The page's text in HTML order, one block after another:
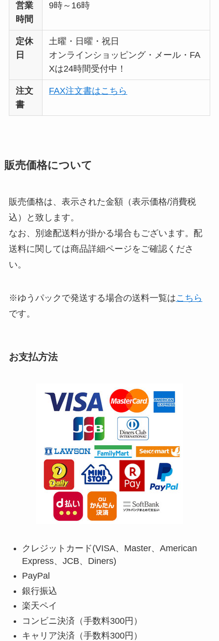
営業
時間
9時～16時
定休
日
土曜・日曜・祝日
オンラインショッピング・メール・FA
Xは24時間受付中！
注文
書
FAX注文書はこちら
販売価格について
販売価格は、表示された金額（表示価格/消費税
込）と致します。
なお、別途配送料が掛かる場合もございます。配
送料に関しては商品詳細ページをご確認くださ
い。
※ゆうパックで発送する場合の送料一覧はこちら
です。
お支払方法
クレジットカード(VISA、Master、American
Express、JCB、Diners)
PayPal
銀行振込
楽天ペイ
コンビニ決済（手数料300円）
キャリア決済（手数料300円）